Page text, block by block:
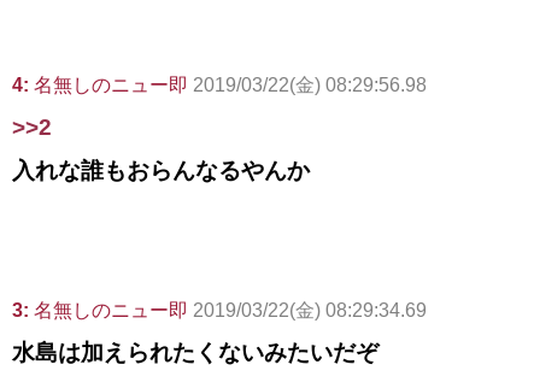
4: 名無しのニュー即 2019/03/22(金) 08:29:56.98
>>2
入れな誰もおらんなるやんか
3: 名無しのニュー即 2019/03/22(金) 08:29:34.69
水島は加えられたくないみたいだぞ